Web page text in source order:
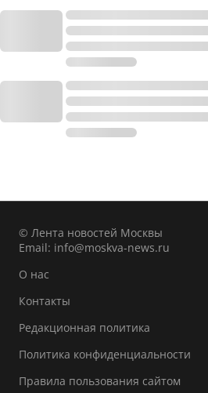
© Лента новостей Москвы
Email: info@moskva-news.ru
О нас
Контакты
Редакционная политика
Политика конфиденциальности
Правила пользования сайтом